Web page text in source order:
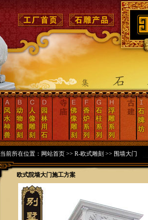
当前所在位置： 网站首页 >> R-欧式雕刻 >> 围墙大门
欧式院墙大门施工方案